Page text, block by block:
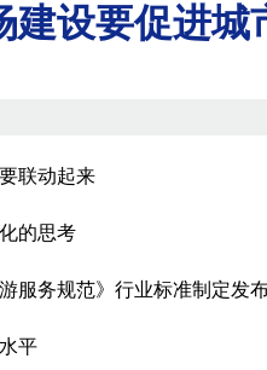
设要促进城
联动起来
的思考
服务规范》行业标准制定发
平